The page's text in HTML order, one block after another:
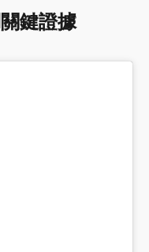
鍵證據